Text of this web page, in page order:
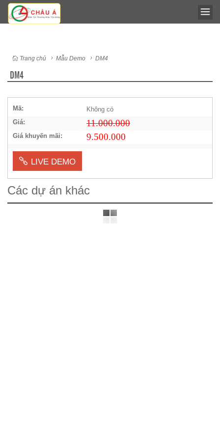
Trang chủ Mẫu Demo DM4
DM4
Mã:
Không có
Giá:
11.000.000
Giá khuyến mãi: 9.500.000
LIVE DEMO
Các dự án khác